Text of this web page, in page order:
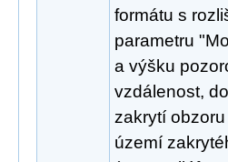
formátu s
parametru
a výšku
vzdálenost,
zakrytí
území